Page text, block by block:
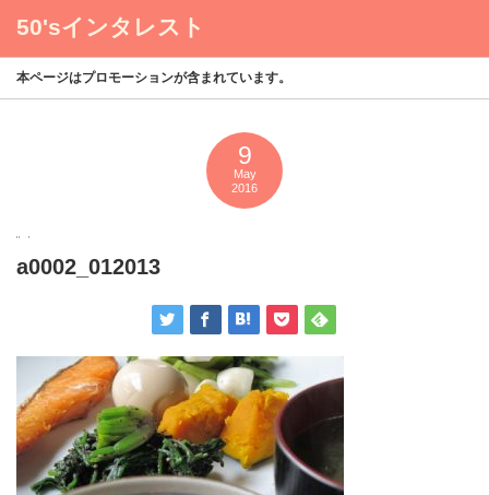
50'sインタレスト
本ページはプロモーションが含まれています。
9
May
2016
a0002_012013